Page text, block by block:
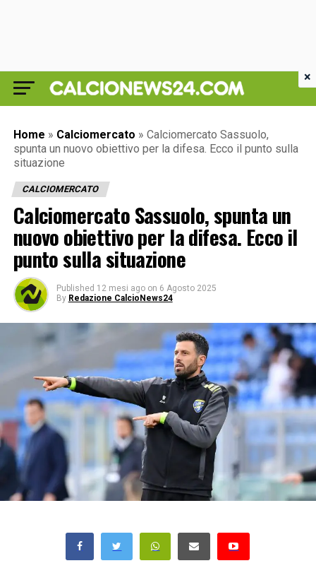
Home » Calciomercato » Calciomercato Sassuolo,
spunta un nuovo obiettivo per la difesa. Ecco il punto sulla
situazione
CALCIOMERCATO
Calciomercato Sassuolo, spunta un
nuovo obiettivo per la difesa. Ecco il
punto sulla situazione
Published 12 mesi ago on 6 Agosto 2025
By Redazione CalcioNews24
×